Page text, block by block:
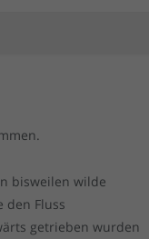
bisweilen wilde
den Fluss
getrieben wurden